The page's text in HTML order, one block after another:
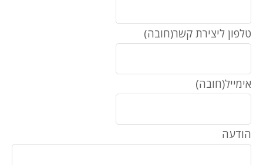
טלפון ליצירת קשר(חובה)
אימייל(חובה)
הודעה